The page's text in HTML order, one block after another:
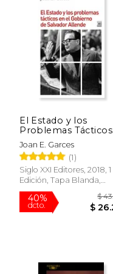
dcto.
El Estado y los
Problemas Tácticos
en el Gobierno de
Salvador Allende
Joan E. Garces
(1)
Siglo XXI Editores, 2018, 1
Edición, Tapa Blanda,
Nuevo